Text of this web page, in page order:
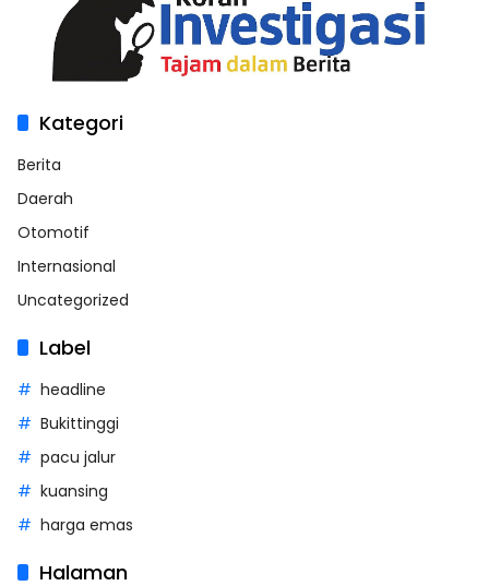
Kategori
Berita
Daerah
Otomotif
Internasional
Uncategorized
Label
headline
Bukittinggi
pacu jalur
kuansing
harga emas
Halaman